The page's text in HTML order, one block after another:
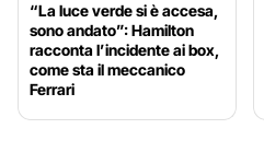
“La luce verde si è accesa,
sono andato”: Hamilton
racconta l’incidente ai box,
come sta il meccanico
Ferrari